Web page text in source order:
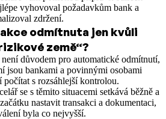
vyhovoval požadavkům bank a
zdržení.
odmítnuta jen kvůli
země“?
důvodem pro automatické odmítnutí,
jsou bankami a povinnými osobami
s rozsáhlejší kontrolou.
se s těmito situacemi setkává běžně a
nastavit transakci a dokumentaci,
byla co nejvyšší.